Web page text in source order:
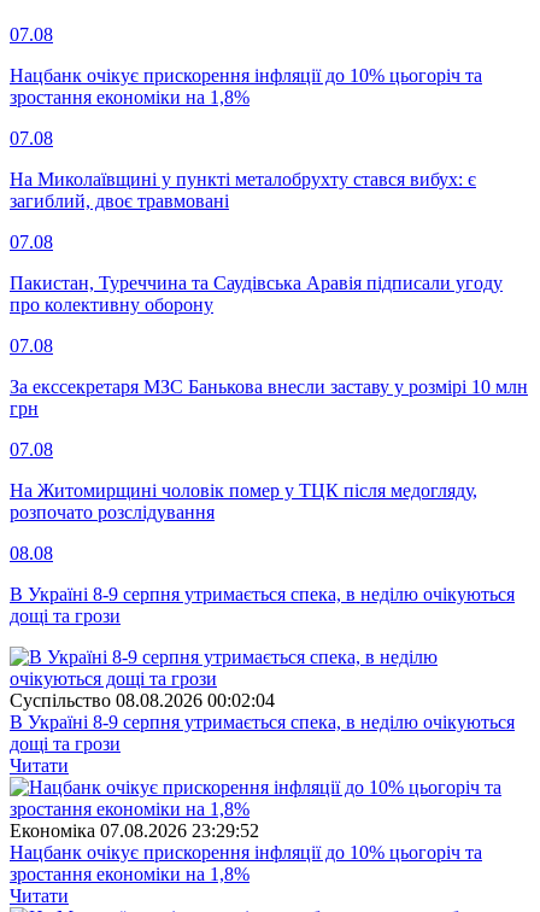
07.08
Нацбанк очікує прискорення інфляції до 10% цьогоріч та
зростання економіки на 1,8%
07.08
На Миколаївщині у пункті металобрухту стався вибух: є
загиблий, двоє травмовані
07.08
Пакистан, Туреччина та Саудівська Аравія підписали угоду
про колективну оборону
07.08
За екссекретаря МЗС Банькова внесли заставу у розмірі 10 млн
грн
07.08
На Житомирщині чоловік помер у ТЦК після медогляду,
розпочато розслідування
08.08
В Україні 8-9 серпня утримається спека, в неділю очікуються
дощі та грози
Суспiльство 08.08.2026 00:02:04
В Україні 8-9 серпня утримається спека, в неділю очікуються
дощі та грози
Читати
Економіка 07.08.2026 23:29:52
Нацбанк очікує прискорення інфляції до 10% цьогоріч та
зростання економіки на 1,8%
Читати